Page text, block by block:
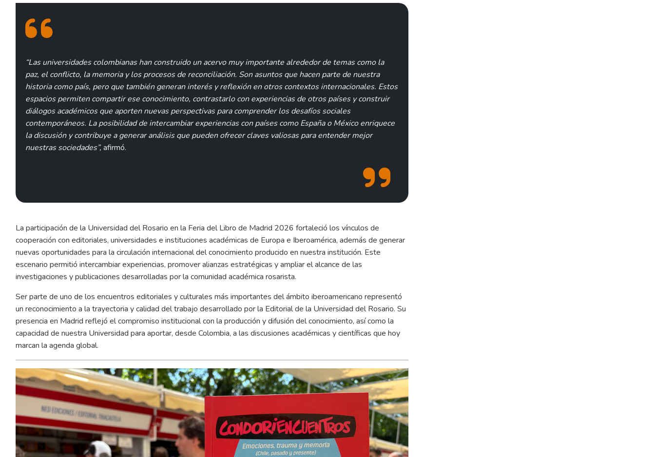
“Las universidades colombianas han construido un acervo muy importante alrededor de temas como la
paz, el conflicto, la memoria y los procesos de reconciliación. Son asuntos que hacen parte de nuestra
historia como país, pero que también generan interés y reflexión en otros contextos internacionales. Estos
espacios permiten compartir ese conocimiento, contrastarlo con experiencias de otros países y construir
diálogos académicos que aporten nuevas perspectivas para comprender los desafíos sociales
contemporáneos. La posibilidad de intercambiar experiencias con países como España o México enriquece
la discusión y contribuye a generar análisis que pueden ofrecer claves valiosas para entender mejor
nuestras sociedades”, afirmó.
La participación de la Universidad del Rosario en la Feria del Libro de Madrid 2026 fortaleció los vínculos de
cooperación con editoriales, universidades e instituciones académicas de Europa e Iberoamérica, además de generar
nuevas oportunidades para la circulación internacional del conocimiento producido en nuestra institución. Este
escenario permitió intercambiar experiencias, promover alianzas estratégicas y ampliar el alcance de las
investigaciones y publicaciones desarrolladas por la comunidad académica rosarista.
Ser parte de uno de los encuentros editoriales y culturales más importantes del ámbito iberoamericano representó
un reconocimiento a la trayectoria y calidad del trabajo desarrollado por la Editorial de la Universidad del Rosario. Su
presencia en Madrid reflejó el compromiso institucional con la producción y difusión del conocimiento, así como la
capacidad de nuestra Universidad para aportar, desde Colombia, a las discusiones académicas y científicas que hoy
marcan la agenda global.